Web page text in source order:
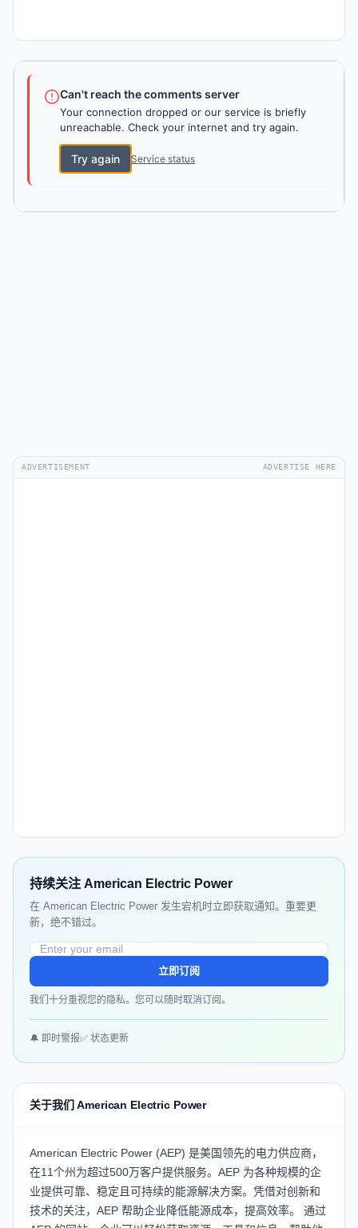
Can't reach the comments server
Your connection dropped or our service is briefly
unreachable. Check your internet and try again.
Try again Service status
ADVERTISEMENT ADVERTISE HERE
持续关注 American Electric Power
在 American Electric Power 发生宕机时立即获取通知。重要更
新，绝不错过。
立即订阅
我们十分重视您的隐私。您可以随时取消订阅。
🔔 即时警报✅ 状态更新
关于我们 American Electric Power
American Electric Power (AEP) 是美国领先的电力供应商，
在11个州为超过500万客户提供服务。AEP 为各种规模的企
业提供可靠、稳定且可持续的能源解决方案。凭借对创新和
技术的关注，AEP 帮助企业降低能源成本，提高效率。 通过